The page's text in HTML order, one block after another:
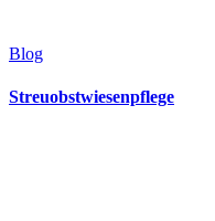
Blog
Streuobstwiesenpflege